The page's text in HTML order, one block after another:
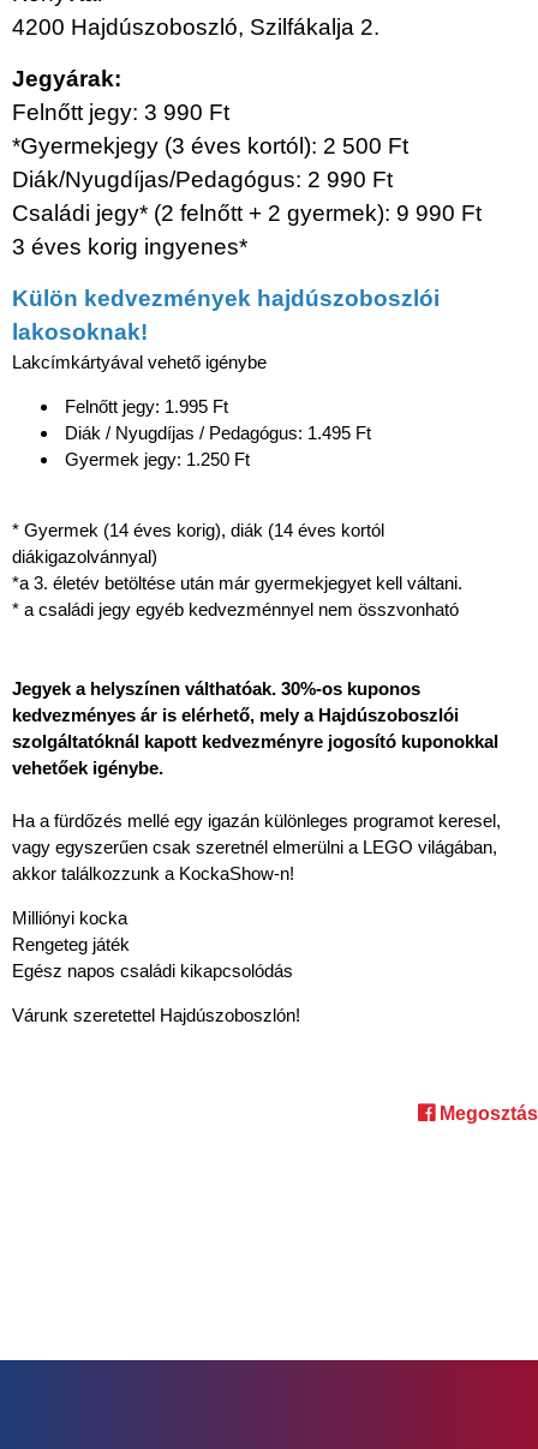
4200 Hajdúszoboszló, Szilfákalja 2.
Jegyárak:
Felnőtt jegy: 3 990 Ft
*Gyermekjegy (3 éves kortól): 2 500 Ft
Diák/Nyugdíjas/Pedagógus: 2 990 Ft
Családi jegy* (2 felnőtt + 2 gyermek): 9 990 Ft
3 éves korig ingyenes*
Külön kedvezmények hajdúszoboszlói
lakosoknak!
Lakcímkártyával vehető igénybe
Felnőtt jegy: 1.995 Ft
Diák / Nyugdíjas / Pedagógus: 1.495 Ft
Gyermek jegy: 1.250 Ft
* Gyermek (14 éves korig), diák (14 éves kortól
diákigazolvánnyal)
*a 3. életév betöltése után már gyermekjegyet kell váltani.
* a családi jegy egyéb kedvezménnyel nem összvonható
Jegyek a helyszínen válthatóak. 30%-os kuponos
kedvezményes ár is elérhető, mely a Hajdúszoboszlói
szolgáltatóknál kapott kedvezményre jogosító kuponokkal
vehetőek igénybe.
Ha a fürdőzés mellé egy igazán különleges programot keresel,
vagy egyszerűen csak szeretnél elmerülni a LEGO világában,
akkor találkozzunk a KockaShow-n!
Milliónyi kocka
Rengeteg játék
Egész napos családi kikapcsolódás
Várunk szeretettel Hajdúszoboszlón!
Megosztás